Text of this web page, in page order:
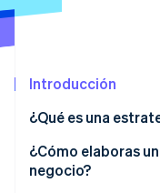
Constitución de
Climate
Eliminación de
Identity
Verificación de
Introducción
¿Qué es una
¿Cómo elaboras
negocio?